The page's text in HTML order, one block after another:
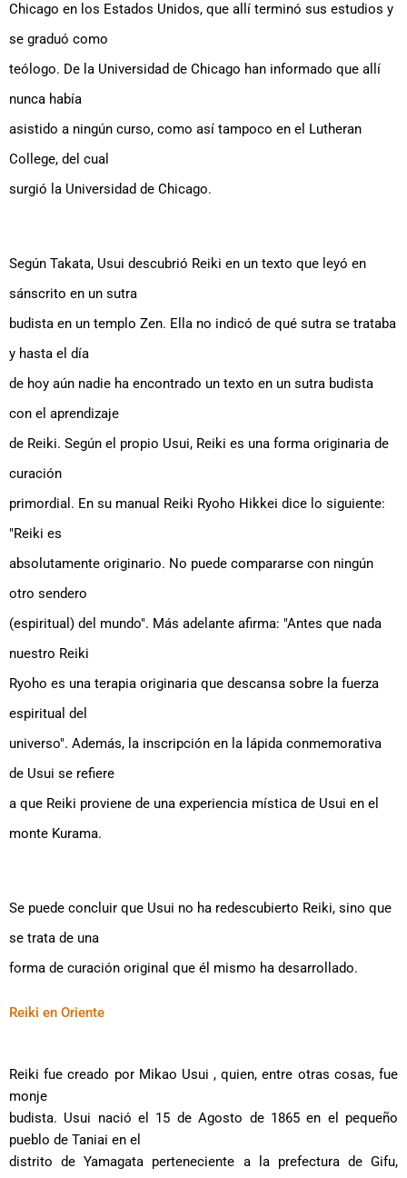
Chicago en los Estados Unidos, que allí terminó sus estudios y
se graduó como
teólogo. De la Universidad de Chicago han informado que allí
nunca había
asistido a ningún curso, como así tampoco en el Lutheran
College, del cual
surgió la Universidad de Chicago.
Según Takata, Usui descubrió Reiki en un texto que leyó en
sánscrito en un sutra
budista en un templo Zen. Ella no indicó de qué sutra se trataba
y hasta el día
de hoy aún nadie ha encontrado un texto en un sutra budista
con el aprendizaje
de Reiki. Según el propio Usui, Reiki es una forma originaria de
curación
primordial. En su manual Reiki Ryoho Hikkei dice lo siguiente:
"Reiki es
absolutamente originario. No puede compararse con ningún
otro sendero
(espiritual) del mundo". Más adelante afirma: "Antes que nada
nuestro Reiki
Ryoho es una terapia originaria que descansa sobre la fuerza
espiritual del
universo". Además, la inscripción en la lápida conmemorativa
de Usui se refiere
a que Reiki proviene de una experiencia mística de Usui en el
monte Kurama.
Se puede concluir que Usui no ha redescubierto Reiki, sino que
se trata de una
forma de curación original que él mismo ha desarrollado.
Reiki en Oriente
Reiki fue creado por Mikao Usui , quien, entre otras cosas, fue
monje
budista. Usui nació el 15 de Agosto de 1865 en el pequeño
pueblo de Taniai en el
distrito de Yamagata perteneciente a la prefectura de Gifu,